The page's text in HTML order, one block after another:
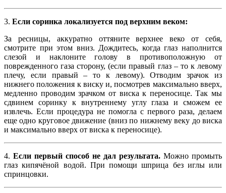
3. Если соринка локализуется под верхним веком:
За ресницы, аккуратно оттяните верхнее веко от себя,
смотрите при этом вниз. Дождитесь, когда глаз наполнится
слезой и наклоните голову в противоположную от
поврежденного газа сторону, (если правый глаз – то к левому
плечу, если правый – то к левому). Отводим зрачок из
нижнего положения к виску и, посмотрев максимально вверх,
медленно проводим зрачком от виска к переносице. Так мы
сдвинем соринку к внутреннему углу глаза и сможем ее
извлечь. Если процедура не помогла с первого раза, делаем
еще одно круговое движение (вниз по нижнему веку до виска
и максимально вверх от виска к переносице).
4. Если первый способ не дал результата. Можно промыть
глаз кипячёной водой. При помощи шприца без иглы или
спринцовки.